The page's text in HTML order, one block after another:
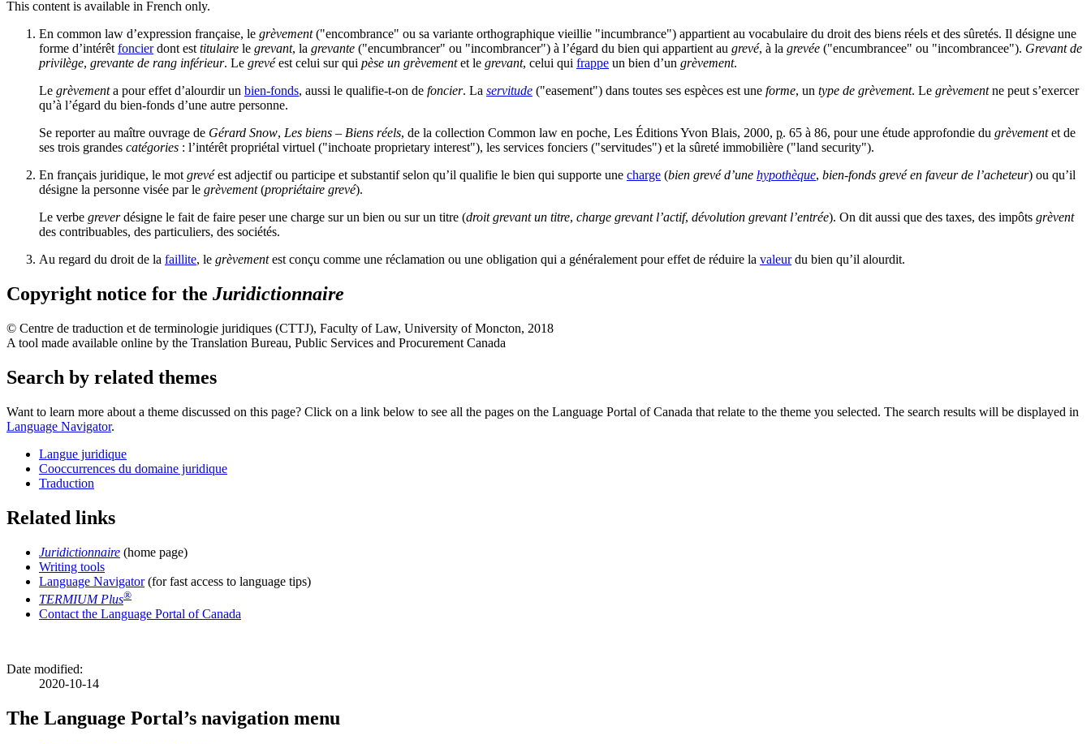
This content is available in French only.
En common law d’expression française, le grèvement("encombrance" ou sa variante orthographique vieillie "incumbrance") appartient au vocabulaire du droit des biens réels et des sûretés. Il désigne une
forme d’intérêt foncierdont est titulaire le grevant, la grevante ("encumbrancer" ou "incombrancer") à l’égard du bien qui appartient au grevé, à la grevée ("encumbrancee" ou "incombrancee"). Grevant de
privilège, grevante de rang inférieur. Le grevéest celui sur qui pèse un grèvementet le grevant, celui qui frappe un bien d’un grèvement.
Le grèvementa pour effet d’alourdir un bien-fonds, aussi le qualifie-t-on de foncier. La servitude ("easement") dans toutes ses espèces est une forme, un type de grèvement. Le grèvementne peut s’exercer
qu’à l’égard du bien-fonds d’une autre personne.
Se reporter au maître ouvrage de Gérard Snow, Les biens – Biens réels, de la collection Common law en poche, Les Éditions Yvon Blais, 2000, p. 65 à 86, pour une étude approfondie du grèvementet de
ses trois grandes catégories : l’intérêt propriétal virtuel ("inchoate proprietary interest"), les services fonciers ("servitudes") et la sûreté immobilière ("land security").
En français juridique, le mot grevéest adjectif ou participe et substantif selon qu’il qualifie le bien qui supporte une charge (bien grevé d’une hypothèque, bien-fonds grevé en faveur de l’acheteur) ou qu’il
désigne la personne visée par le grèvement(propriétaire grevé).
Le verbe greverdésigne le fait de faire peser une charge sur un bien ou sur un titre (droit grevant un titre, charge grevant l’actif, dévolution grevant l’entrée). On dit aussi que des taxes, des impôts grèvent
des contribuables, des particuliers, des sociétés.
Au regard du droit de la faillite, le grèvementest conçu comme une réclamation ou une obligation qui a généralement pour effet de réduire la valeurdu bien qu’il alourdit.
Copyright notice for the Juridictionnaire
© Centre de traduction et de terminologie juridiques (CTTJ), Faculty of Law, University of Moncton, 2018
A tool made available online by the Translation Bureau, Public Services and Procurement Canada
Search by related themes
Want to learn more about a theme discussed on this page? Click on a link below to see all the pages on the Language Portal of Canada that relate to the theme you selected. The search results will be displayed in
Language Navigator.
Langue juridique
Cooccurrences du domaine juridique
Traduction
Related links
Juridictionnaire (home page)
Writing tools
Language Navigator(for fast access to language tips)
TERMIUM Plus®
Contact the Language Portal of Canada
Date modified:
2020-10-14
The Language Portal’s navigation menu